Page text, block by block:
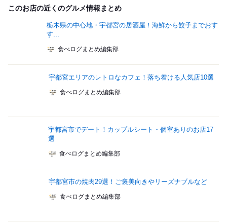
このお店の近くのグルメ情報まとめ
栃木県の中心地・宇都宮の居酒屋！海鮮から餃子までおす
す...
食べログまとめ編集部
宇都宮エリアのレトロなカフェ！落ち着ける人気店10選
食べログまとめ編集部
宇都宮市でデート！カップルシート・個室ありのお店17
選
食べログまとめ編集部
宇都宮市の焼肉29選！ご褒美向きやリーズナブルなど
食べログまとめ編集部